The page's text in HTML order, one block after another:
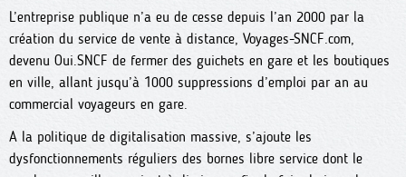
L’entreprise publique n’a eu de cesse depuis l’an 2000 par la
création du service de vente à distance, Voyages-SNCF.com,
devenu Oui.SNCF de fermer des guichets en gare et les boutiques
en ville, allant jusqu’à 1000 suppressions d’emploi par an au
commercial voyageurs en gare.
A la politique de digitalisation massive, s’ajoute les
dysfonctionnements réguliers des bornes libre service dont le